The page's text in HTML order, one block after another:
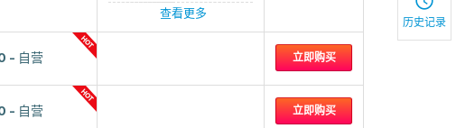
历史记录
查看更多
自营 立即购买
自营 立即购买